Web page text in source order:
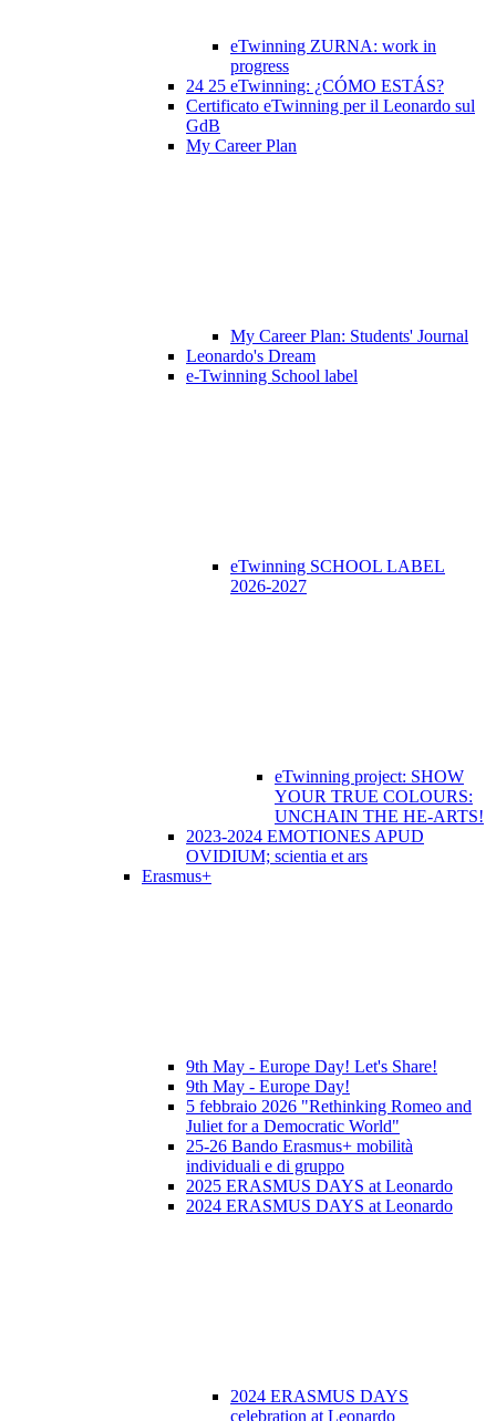
eTwinning ZURNA: work in
progress
24 25 eTwinning: ¿CÓMO ESTÁS?
Certificato eTwinning per il Leonardo sul
GdB
My Career Plan
My Career Plan: Students' Journal
Leonardo's Dream
e-Twinning School label
eTwinning SCHOOL LABEL
2026-2027
eTwinning project: SHOW
YOUR TRUE COLOURS:
UNCHAIN THE HE-ARTS!
2023-2024 EMOTIONES APUD
OVIDIUM; scientia et ars
Erasmus+
9th May - Europe Day! Let's Share!
9th May - Europe Day!
5 febbraio 2026 "Rethinking Romeo and
Juliet for a Democratic World"
25-26 Bando Erasmus+ mobilità
individuali e di gruppo
2025 ERASMUS DAYS at Leonardo
2024 ERASMUS DAYS at Leonardo
2024 ERASMUS DAYS
celebration at Leonardo